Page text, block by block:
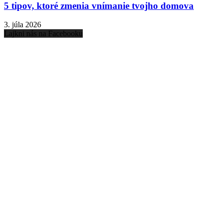
5 tipov, ktoré zmenia vnímanie tvojho domova
3. júla 2026
Lajkni nás na Facebooku